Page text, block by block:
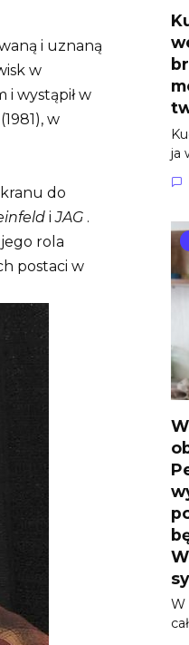
i uznaną
w
i wystąpił w
(1981), w
do
iJAG .
rola
postaci w
ja
W